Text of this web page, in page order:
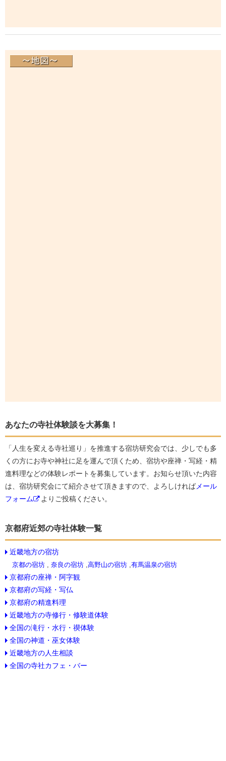
あなたの寺社体験談を大募集！
「人生を変える寺社巡り」を推進する宿坊研究会では、少しでも多
くの方にお寺や神社に足を運んで頂くため、宿坊や座禅・写経・精
進料理などの体験レポートを募集しています。お知らせ頂いた内容
は、宿坊研究会にて紹介させて頂きますので、よろしければメール
フォーム
よりご投稿ください。
京都府近郊の寺社体験一覧
近畿地方の宿坊
京都の宿坊 , 奈良の宿坊 ,高野山の宿坊 ,有馬温泉の宿坊
京都府の座禅・阿字観
京都府の写経・写仏
京都府の精進料理
近畿地方の寺修行・修験道体験
全国の滝行・水行・禊体験
全国の神道・巫女体験
近畿地方の人生相談
全国の寺社カフェ・バー